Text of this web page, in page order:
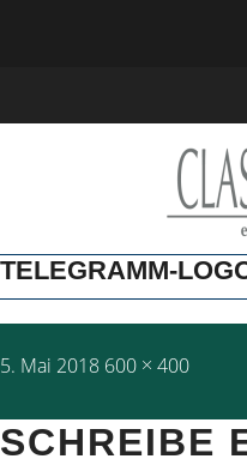
TELEGRAMM-
Posted
5. Mai 2018 Full
600 × 400
SCHREIBE